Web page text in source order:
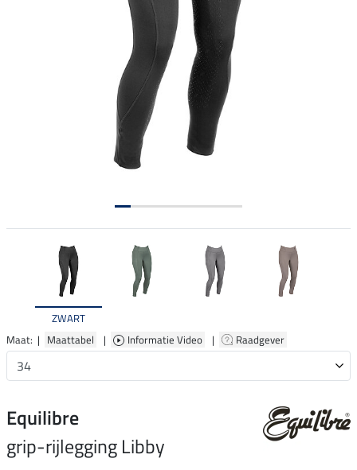
ZWART
Maat: | Maattabel | Informatie Video | Raadgever
Equilibre
grip-rijlegging Libby